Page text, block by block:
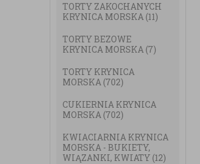
TORTY ZAKOCHANYCH
KRYNICA MORSKA (11)
TORTY BEZOWE
KRYNICA MORSKA (7)
TORTY KRYNICA
MORSKA (702)
CUKIERNIA KRYNICA
MORSKA (702)
KWIACIARNIA KRYNICA
MORSKA - BUKIETY,
WIĄZANKI, KWIATY (12)